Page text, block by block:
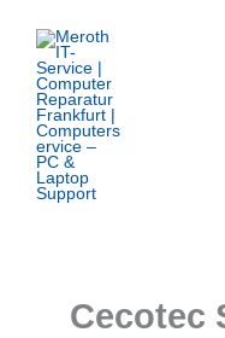
Inhalt
springen
Cecotec